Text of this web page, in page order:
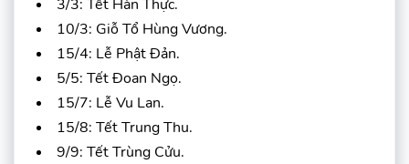
3/3: Tết Hàn Thực.
10/3: Giỗ Tổ Hùng Vương.
15/4: Lễ Phật Đản.
5/5: Tết Đoan Ngọ.
15/7: Lễ Vu Lan.
15/8: Tết Trung Thu.
9/9: Tết Trùng Cửu.